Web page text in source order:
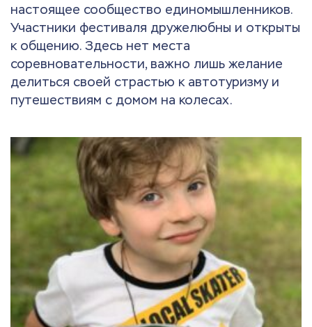
настоящее сообщество единомышленников.
Участники фестиваля дружелюбны и открыты
к общению. Здесь нет места
соревновательности, важно лишь желание
делиться своей страстью к автотуризму и
путешествиям с домом на колесах.